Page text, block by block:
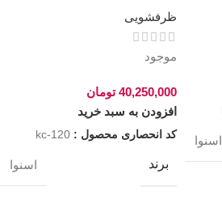
اسنوا
ظرفشویی
موجود
40,250,000 تومان
افزودن به سبد خرید
کد انحصاری محصول : kc-120
برند اسنوا